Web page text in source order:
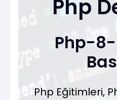
Php
Php-
Php Eğitimleri,